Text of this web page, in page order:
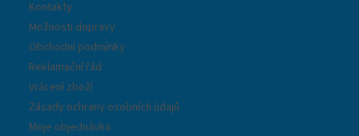
Kontakty
Možnosti dopravy
Obchodní podmínky
Reklamační řád
Vrácení zboží
Zásady ochrany osobních údajů
Moje objednávka